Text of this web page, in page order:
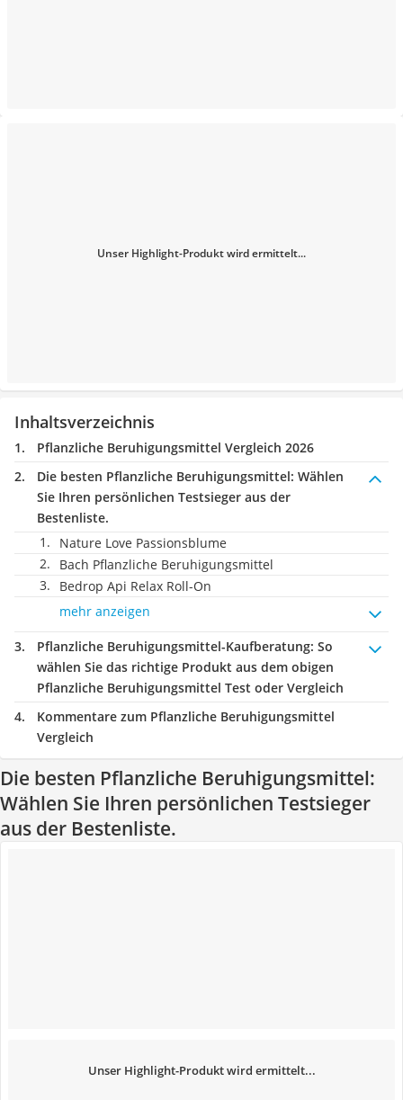
Unser Highlight-Produkt wird ermittelt...
Inhaltsverzeichnis
Pflanzliche Beruhigungsmittel Vergleich 2026
Die besten Pflanzliche Beruhigungsmittel: Wählen
Sie Ihren persönlichen Testsieger aus der
Bestenliste.
Nature Love Passionsblume
Bach Pflanzliche Beruhigungsmittel
Bedrop Api Relax Roll-On
mehr anzeigen
Pflanzliche Beruhigungsmittel-Kaufberatung: So
wählen Sie das richtige Produkt aus dem obigen
Pflanzliche Beruhigungsmittel Test oder Vergleich
Kommentare zum Pflanzliche Beruhigungsmittel
Vergleich
Die besten Pflanzliche Beruhigungsmittel:
Wählen Sie Ihren persönlichen Testsieger
aus der Bestenliste.
Unser Highlight-Produkt wird ermittelt...